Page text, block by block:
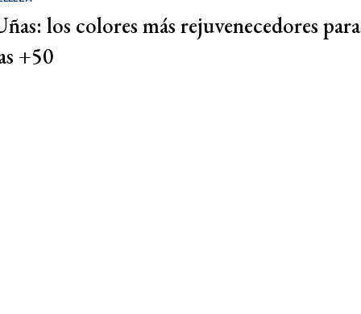
los colores más rejuvenecedores para
+50